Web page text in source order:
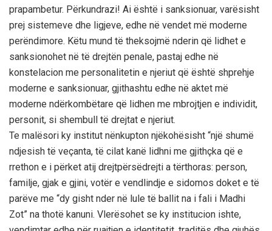
prapambetur. Përkundrazi! Ai është i sanksionuar, varësisht
prej sistemeve dhe ligjeve, edhe në vendet më moderne
perëndimore. Këtu mund të theksojmë nderin që lidhet e
sanksionohet në të drejtën penale, pastaj edhe në
konstelacion me personalitetin e njeriut që është shprehje
moderne e sanksionuar, gjithashtu edhe në aktet më
moderne ndërkombëtare që lidhen me mbrojtjen e individit,
personit, si shembull të drejtat e njeriut.
Te malësori ky institut nënkupton njëkohësisht “një shumë
ndjesish të veçanta, të cilat kanë lidhni me gjithçka që e
rrethon e i përket atij drejtpërsëdrejti a tërthoras: person,
familje, gjak e gjini, votër e vendlindje e sidomos doket e të
parëve me “dy gisht nder në lule të ballit na i fali i Madhi
Zot” na thotë kanuni. Vlerësohet se ky institucion ishte,